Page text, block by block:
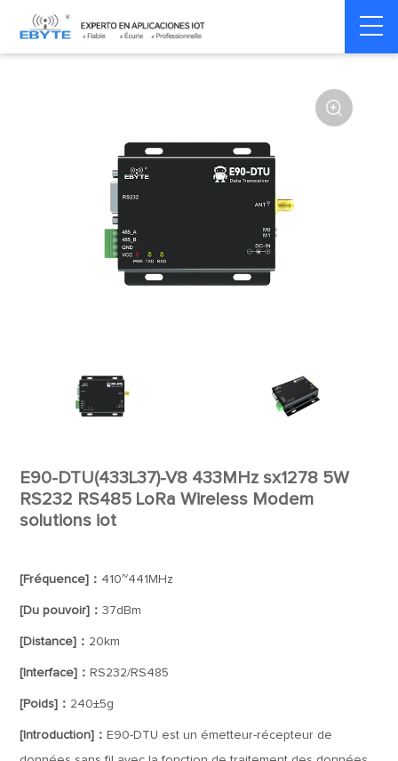
Home > Modem > Wireless modem LoRa wirelss modem

E90-DTU(433L37)-V8 433MHz sx1278 5W
RS232 RS485 LoRa Wireless Modem
solutions iot
[Fréquence]： 410~441MHz
[Du pouvoir]：37dBm
[Distance]： 20km
[Interface]： RS232/RS485
[Poids]： 240±5g
[Introduction]： E90-DTU est un émetteur-récepteur de